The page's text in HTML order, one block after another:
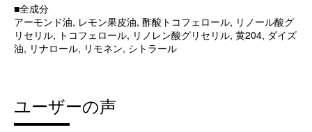
■全成分
アーモンド油, レモン果皮油, 酢酸トコフェロール, リノール酸グ
リセリル, トコフェロール, リノレン酸グリセリル, 黄204, ダイズ
油, リナロール, リモネン, シトラール
ユーザーの声